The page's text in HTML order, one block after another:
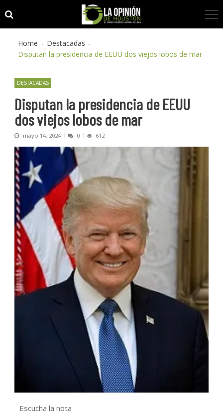
to
navigation
to
content
Home
Destacadas
Disputan la presidencia de EEUU dos viejos lobos de mar
DESTACADAS
Disputan la presidencia de EEUU
dos viejos lobos de mar
mayo 14, 2024 0 612
Escucha la nota